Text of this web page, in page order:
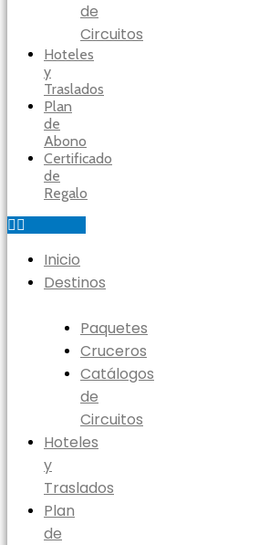
de
Circuitos
Hoteles
y
Traslados
Plan
de
Abono
Certificado
de
Regalo
Inicio
Destinos
Paquetes
Cruceros
Catálogos
de
Circuitos
Hoteles
y
Traslados
Plan
de